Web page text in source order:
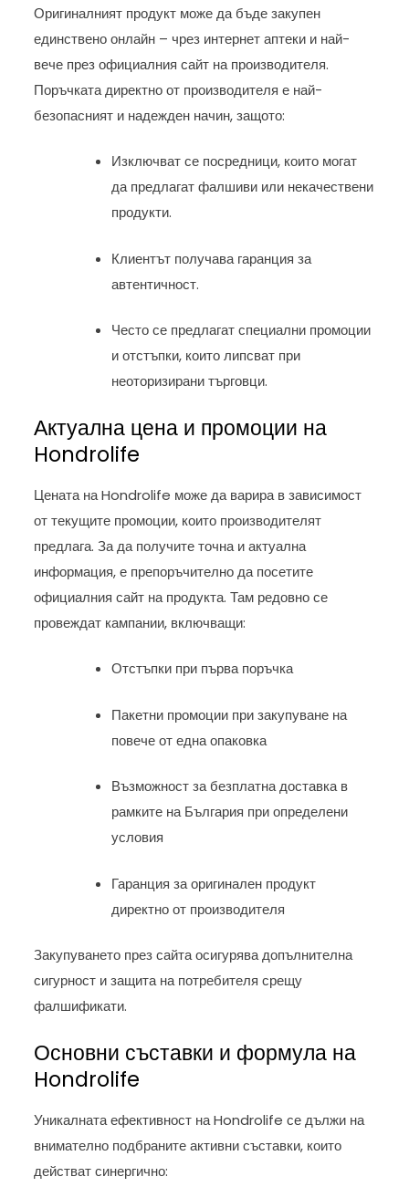
Оригиналният продукт може да бъде закупен
единствено онлайн – чрез интернет аптеки и най-
вече през официалния сайт на производителя.
Поръчката директно от производителя е най-
безопасният и надежден начин, защото:
Изключват се посредници, които могат
да предлагат фалшиви или некачествени
продукти.
Клиентът получава гаранция за
автентичност.
Често се предлагат специални промоции
и отстъпки, които липсват при
неоторизирани търговци.
Актуална цена и промоции на
Hondrolife
Цената на Hondrolife може да варира в зависимост
от текущите промоции, които производителят
предлага. За да получите точна и актуална
информация, е препоръчително да посетите
официалния сайт на продукта. Там редовно се
провеждат кампании, включващи:
Отстъпки при първа поръчка
Пакетни промоции при закупуване на
повече от една опаковка
Възможност за безплатна доставка в
рамките на България при определени
условия
Гаранция за оригинален продукт
директно от производителя
Закупуването през сайта осигурява допълнителна
сигурност и защита на потребителя срещу
фалшификати.
Основни съставки и формула на
Hondrolife
Уникалната ефективност на Hondrolife се дължи на
внимателно подбраните активни съставки, които
действат синергично: